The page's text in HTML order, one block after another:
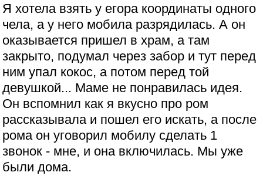
Я хотела взять у егора координаты одного
чела, а у него мобила разрядилась. А он
оказывается пришел в храм, а там
закрыто, подумал через забор и тут перед
ним упал кокос, а потом перед той
девушкой... Маме не понравилась идея.
Он вспомнил как я вкусно про ром
рассказывала и пошел его искать, а после
рома он уговорил мобилу сделать 1
звонок - мне, и она включилась. Мы уже
были дома.